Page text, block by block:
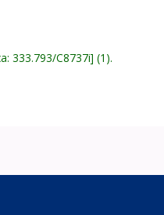
333.793/C8737i (1).